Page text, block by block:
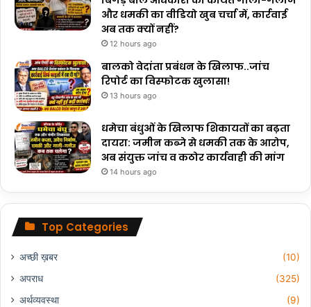
और धमकी का वीडियो खुब चर्चा में, कार्रवाई
अब तक क्यों नहीं?
12 hours ago
बालको वेदांता प्रबंधन के खिलाफ..जांच
रिपोर्ट का विस्फोटक खुलासा!
13 hours ago
धमेचा बंधुओं के खिलाफ शिकायतों का बढ़ता
दायरा: जमीन कब्जे से धमकी तक के आरोप,
अब संयुक्त जांच व कठोर कार्यवाही की मांग
14 hours ago
Top Categories
अच्छी ख़बर
(10)
अपराध
(325)
अर्थव्यवस्था
(9)